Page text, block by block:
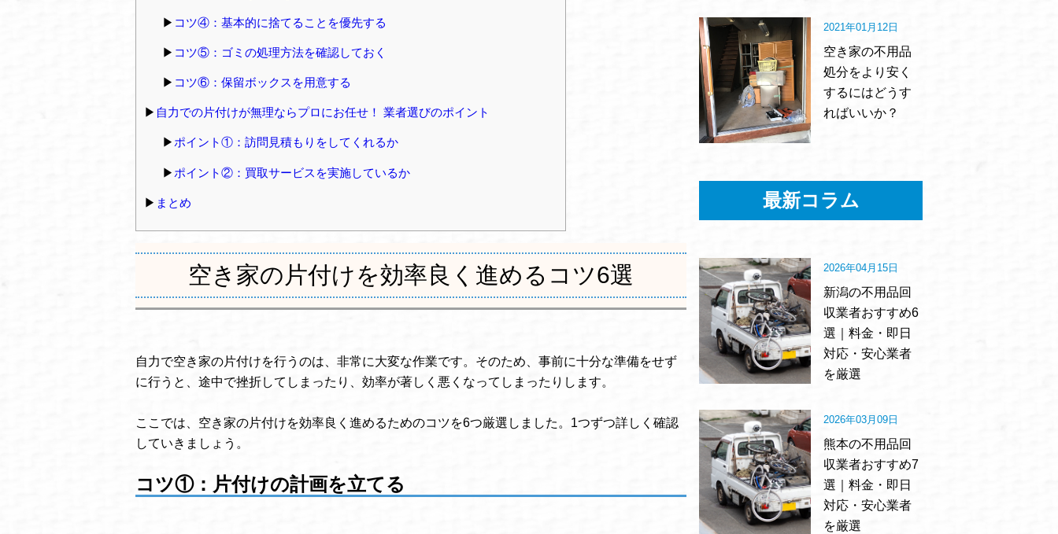
コツ④：基本的に捨てることを優先する
コツ⑤：ゴミの処理方法を確認しておく
コツ⑥：保留ボックスを用意する
自力での片付けが無理ならプロにお任せ！ 業者選びのポイント
ポイント①：訪問見積もりをしてくれるか
ポイント②：買取サービスを実施しているか
まとめ
空き家の片付けを効率良く進めるコツ6選
自力で空き家の片付けを行うのは、非常に大変な作業です。そのため、事前に十分な準備をせず
に行うと、途中で挫折してしまったり、効率が著しく悪くなってしまったりします。
ここでは、空き家の片付けを効率良く進めるためのコツを6つ厳選しました。1つずつ詳しく確認
していきましょう。
コツ①：片付けの計画を立てる
2021年01月12日
空き家の不用品
処分をより安く
するにはどうす
ればいいか？
最新コラム
2026年04月15日
新潟の不用品回
収業者おすすめ6
選｜料金・即日
対応・安心業者
を厳選
2026年03月09日
熊本の不用品回
収業者おすすめ7
選｜料金・即日
対応・安心業者
を厳選